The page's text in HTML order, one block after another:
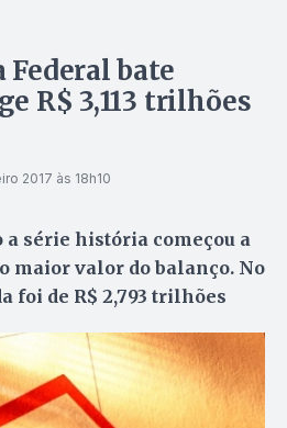
Federal bate
R$ 3,113 trilhões
2017 às 18h10
a série história começou a
maior valor do balanço. No
foi de R$ 2,793 trilhões